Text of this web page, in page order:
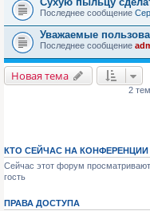
Последнее сообщение
Уважаемые
Последнее сообщение
Новая тема
2
КТО СЕЙЧАС НА КОНФЕРЕНЦИИ
Сейчас этот форум
гость
ПРАВА ДОСТУПА